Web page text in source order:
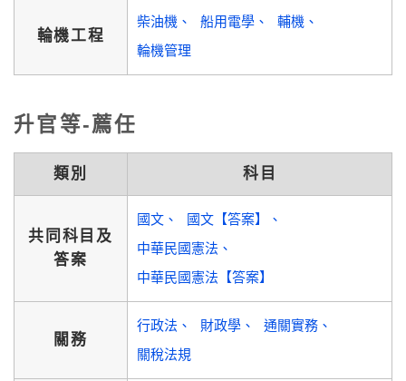
輪機工程
柴油機 船用電學
輔機
輪機管理
升官等-薦任
類別 科目
共同科目及
答案
國文
國文【答案】
中華民國憲法
中華民國憲法【答案】
關務
行政法 財政學
通關實務
關稅法規